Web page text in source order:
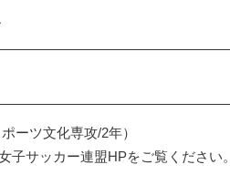
ーツ文化専攻/2年）
子サッカー連盟HPをご覧ください。